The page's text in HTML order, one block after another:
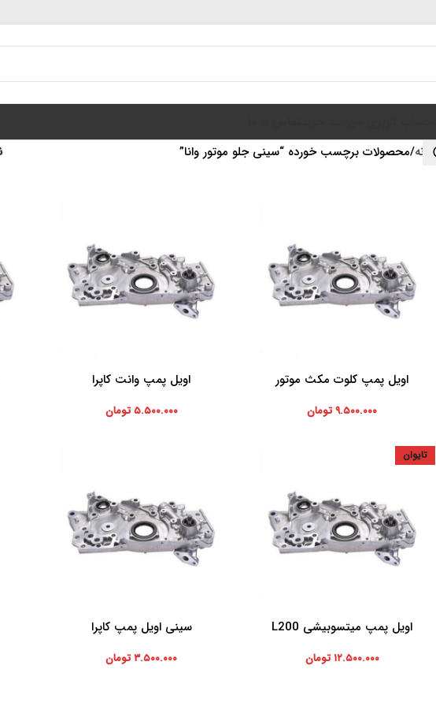
خانه محصولات برچسب خورده “سینی جلو موتور وانا”
افزودن به سبد خرید
اویل پمپ کلوت مکث موتور
۹.۵۰۰.۰۰۰تومان
افزودن به سبد خرید
اویل پمپ وانت کاپرا
۵.۵۰۰.۰۰۰تومان
تایوان
افزودن به سبد خرید
اویل پمپ میتسوبیشی L200
۱۲.۵۰۰.۰۰۰تومان
افزودن به سبد خرید
سینی اویل پمپ کاپرا
۳.۵۰۰.۰۰۰تومان